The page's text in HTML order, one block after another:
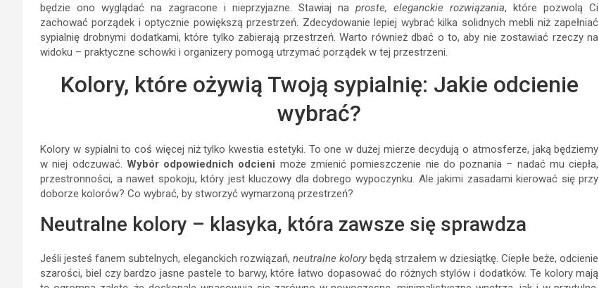
będzie ono wyglądać na zagracone i nieprzyjazne. Stawiaj naproste, eleganckie rozwiązania, które pozwolą Ci
zachować porządek i optycznie powiększą przestrzeń. Zdecydowanie lepiej wybrać kilka solidnych mebli niż zapełniać
sypialnię drobnymi dodatkami, które tylko zabierają przestrzeń. Warto również dbać o to, aby nie zostawiać rzeczy na
widoku – praktyczne schowki i organizery pomogą utrzymać porządek w tej przestrzeni.
Kolory, które ożywią Twoją sypialnię: Jakie odcienie
wybrać?
Kolory w sypialni to coś więcej niż tylko kwestia estetyki. To one w dużej mierze decydują o atmosferze, jaką będziemy
w niej odczuwać. Wybór odpowiednich odcieni może zmienić pomieszczenie nie do poznania – nadać mu ciepła,
przestronności, a nawet spokoju, który jest kluczowy dla dobrego wypoczynku. Ale jakimi zasadami kierować się przy
doborze kolorów? Co wybrać, by stworzyć wymarzoną przestrzeń?
Neutralne kolory – klasyka, która zawsze się sprawdza
Jeśli jesteś fanem subtelnych, eleganckich rozwiązań,neutralne kolory będą strzałem w dziesiątkę. Ciepłe beże, odcienie
szarości, biel czy bardzo jasne pastele to barwy, które łatwo dopasować do różnych stylów i dodatków. Te kolory mają